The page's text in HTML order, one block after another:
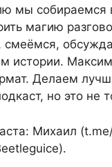
мы собираемся
магию
истории.
Делаем
но это не
Михаил